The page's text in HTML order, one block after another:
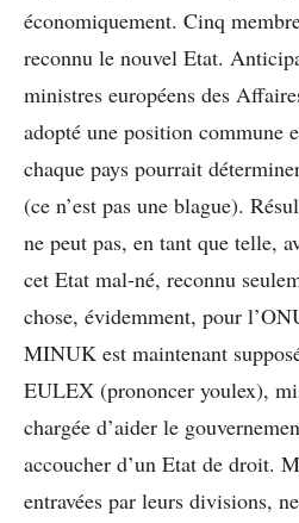
économiquement. Cinq
reconnu le nouvel Etat.
ministres européens des
adopté une position commune
chaque pays pourrait
(ce n’est pas une blague).
ne peut pas, en tant que telle,
cet Etat mal-né, reconnu
chose, évidemment, pour
MINUK est maintenant
EULEX (prononcer youlex),
chargée d’aider le
accoucher d’un Etat de droit.
entravées par leurs divisions,